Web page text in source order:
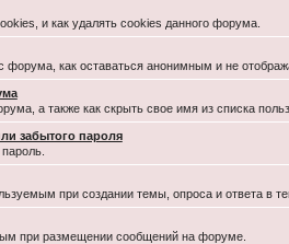
и как удалять cookies данного форума.
форума, как оставаться анонимным и не
а также как скрыть свое имя из списка
забытого пароля
при создании темы, опроса и ответа в
при размещении сообщений на форуме.